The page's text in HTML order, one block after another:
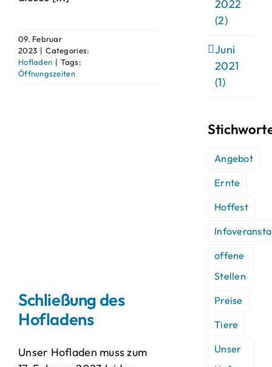
09. Februar
2023 | Categories:
Hofladen | Tags:
Öffnungszeiten
Schließung des
Hofladens
Unser Hofladen muss zum
2022
(2)
Juni
2021
(1)
Angebot
Ernte
Hoffest
offene
Stellen
Preise
Tiere
Unser